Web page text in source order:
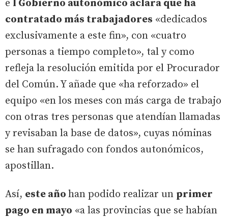
e l Gobierno autonómico aclara que ha
contratado más trabajadores «dedicados
exclusivamente a este fin», con «cuatro
personas a tiempo completo», tal y como
refleja la resolución emitida por el Procurador
del Común. Y añade que «ha reforzado» el
equipo «en los meses con más carga de trabajo
con otras tres personas que atendían llamadas
y revisaban la base de datos», cuyas nóminas
se han sufragado con fondos autonómicos,
apostillan.
Así, este año han podido realizar un primer
pago en mayo «a las provincias que se habían